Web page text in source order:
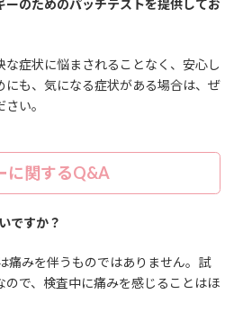
ーのためのパッチテストを提供してお
な症状に悩まされることなく、安心し
にも、気になる症状がある場合は、ぜ
い。
に関するQ&A
ですか？
痛みを伴うものではありません。試
ので、検査中に痛みを感じることはほ